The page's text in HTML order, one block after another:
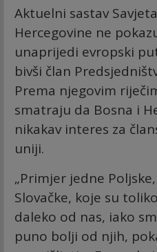
Aktuelni sastav
Hercegovine ne
unaprijedi evropski
bivši član
Prema njegovim
smatraju da Bosna i
nikakav interes za
uniji.
„Primjer jedne
Slovačke, koje su
daleko od nas, iako
puno bolji od njih,